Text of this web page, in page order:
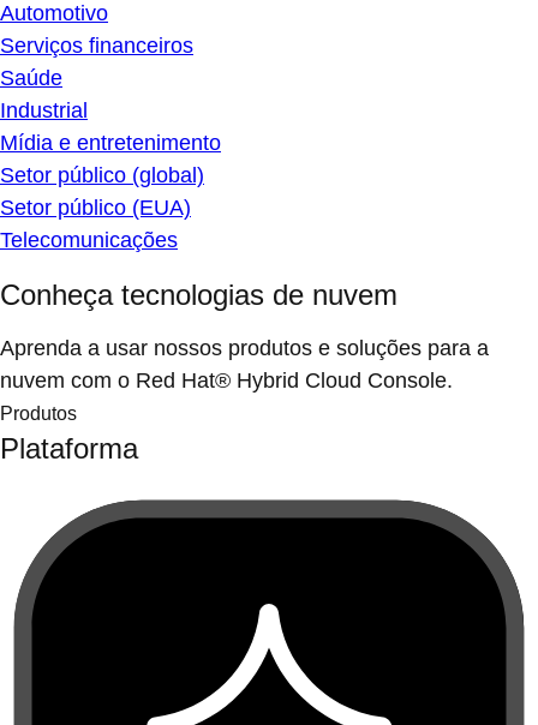
Automotivo
Serviços financeiros
Saúde
Industrial
Mídia e entretenimento
Setor público (global)
Setor público (EUA)
Telecomunicações
Conheça tecnologias de nuvem
Aprenda a usar nossos produtos e soluções para a
nuvem com o Red Hat® Hybrid Cloud Console.
Produtos
Plataforma